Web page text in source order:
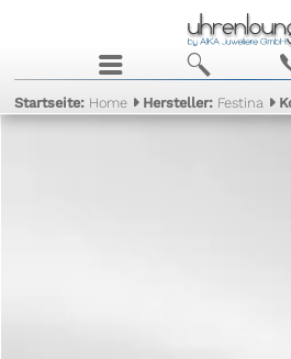
j b
Startseite: Home Hersteller: Festina